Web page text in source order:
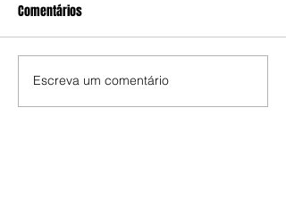
Comentários
Escreva um comentário